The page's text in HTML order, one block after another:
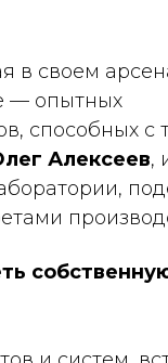
в своем
— опытных
способных с
Алексеев,